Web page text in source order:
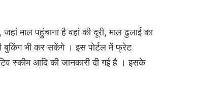
माल पहुंचाना है वहां की दूरी, माल ढुलाई का
बुकिंग भी कर सकेंगे । इस पोर्टल में फ्रेट
स्कीम आदि की जानकारी दी गई है । इसके